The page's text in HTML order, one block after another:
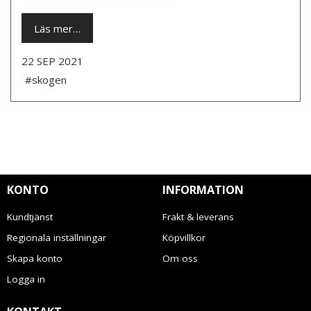
Läs mer…
22 SEP 2021
#skogen
KONTO
Kundtjänst
Regionala inställningar
Skapa konto
Logga in
INFORMATION
Frakt & leverans
Köpvillkor
Om oss